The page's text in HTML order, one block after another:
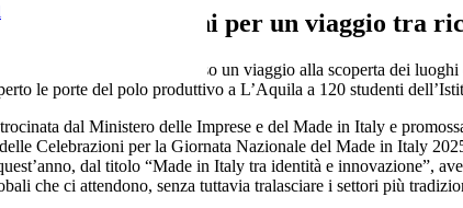
i talenti di domani per un viaggio tra
di domani, attraverso un viaggio alla scoperta dei
le porte del polo produttivo a L’Aquila a 120 studenti
dal Ministero delle Imprese e del Made in Italy e
Celebrazioni per la Giornata Nazionale del Made in Italy
dal titolo “Made in Italy tra identità e innovazione”,
che ci attendono, senza tuttavia tralasciare i settori più